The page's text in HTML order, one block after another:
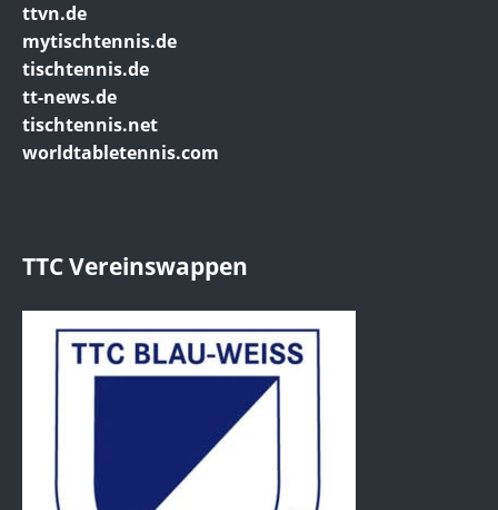
ttvn.de
mytischtennis.de
tischtennis.de
tt-news.de
tischtennis.net
worldtabletennis.com
TTC Vereinswappen